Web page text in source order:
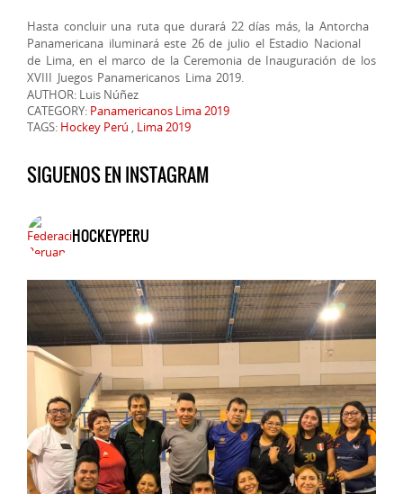
Hasta concluir una ruta que durará 22 días más, la Antorcha
Panamericana iluminará este 26 de julio el Estadio Nacional
de Lima, en el marco de la Ceremonia de Inauguración de los
XVIII Juegos Panamericanos Lima 2019.
AUTHOR: Luis Núñez
CATEGORY: Panamericanos Lima 2019
TAGS: Hockey Perú , Lima 2019
SIGUENOS EN INSTAGRAM
HOCKEYPERU